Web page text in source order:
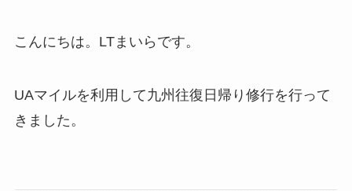
こんにちは。LTまいらです。
UAマイルを利用して九州往復日帰り修行を行って
きました。